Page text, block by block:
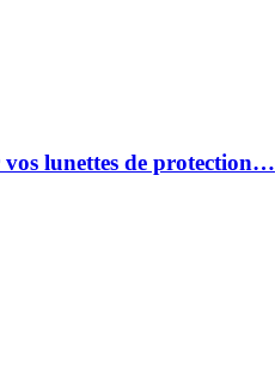
vos lunettes de protection…